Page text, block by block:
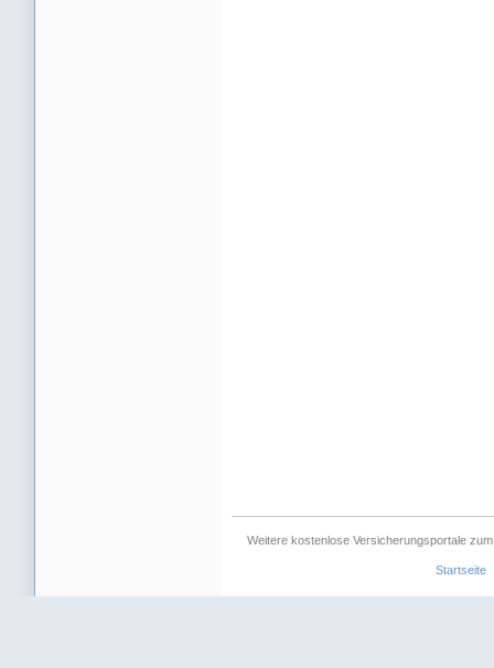
Weitere kostenlose Versicherungsportale
Startseite